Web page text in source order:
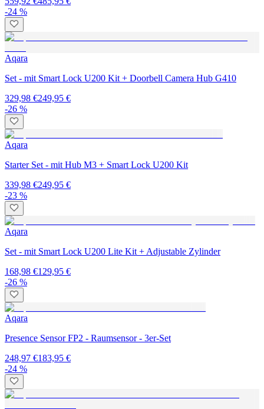
-24 %
Aqara
Set - mit Smart Lock U200 Kit + Doorbell Camera Hub G410
329,98 €249,95 €
-26 %
Aqara
Starter Set - mit Hub M3 + Smart Lock U200 Kit
339,98 €249,95 €
-23 %
Aqara
Set - mit Smart Lock U200 Lite Kit + Adjustable Zylinder
168,98 €129,95 €
-26 %
Aqara
Presence Sensor FP2 - Raumsensor - 3er-Set
248,97 €183,95 €
-24 %